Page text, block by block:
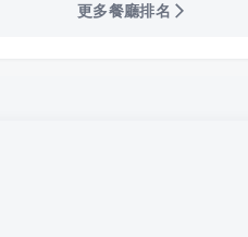
更多餐廳排名